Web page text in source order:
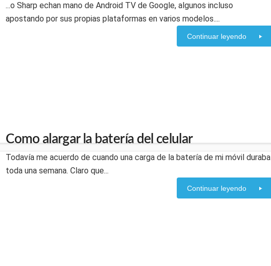
...o Sharp echan mano de Android TV de Google, algunos incluso
apostando por sus propias plataformas en varios modelos....
Continuar leyendo
Como alargar la batería del celular
Todavía me acuerdo de cuando una carga de la batería de mi móvil duraba
toda una semana. Claro que...
Continuar leyendo